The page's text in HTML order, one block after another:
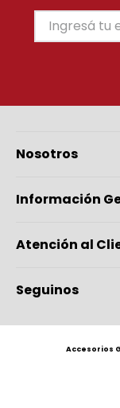
Nosotros
Información
Atención al
Seguinos
Accesorios